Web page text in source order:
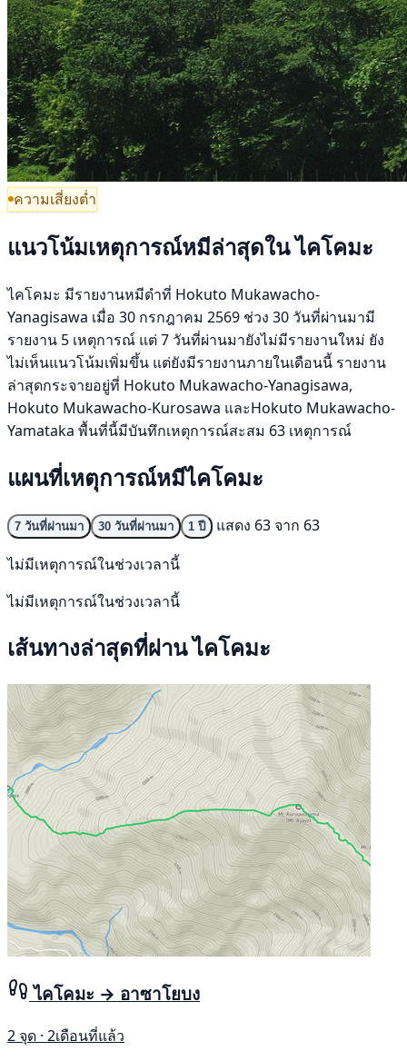
ความเสี่ยงต่ำ
แนวโน้มเหตุการณ์หมีล่าสุดใน ไคโคมะ
ไคโคมะ มีรายงานหมีดำที่ Hokuto Mukawacho-
Yanagisawa เมื่อ 30 กรกฎาคม 2569 ช่วง 30 วันที่ผ่านมามี
รายงาน 5 เหตุการณ์ แต่ 7 วันที่ผ่านมายังไม่มีรายงานใหม่ ยัง
ไม่เห็นแนวโน้มเพิ่มขึ้น แต่ยังมีรายงานภายในเดือนนี้ รายงาน
ล่าสุดกระจายอยู่ที่ Hokuto Mukawacho-Yanagisawa,
Hokuto Mukawacho-Kurosawa และHokuto Mukawacho-
Yamataka พื้นที่นี้มีบันทึกเหตุการณ์สะสม 63 เหตุการณ์
แผนที่เหตุการณ์หมีไคโคมะ
7 วันที่ผ่านมา 30 วันที่ผ่านมา 1 ปี
แสดง 63 จาก 63
ไม่มีเหตุการณ์ในช่วงเวลานี้
ไม่มีเหตุการณ์ในช่วงเวลานี้
เส้นทางล่าสุดที่ผ่าน ไคโคมะ
ไคโคมะ → อาซาโยบง
2 จุด · 2เดือนที่แล้ว